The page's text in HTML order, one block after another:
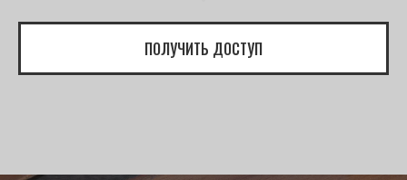
ПОЛУЧИТЬ ДОСТУП